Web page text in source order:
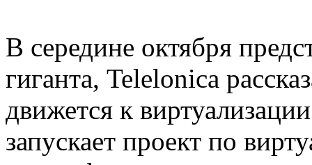
В середине октября
гиганта, Telelonica
движется к
запускает проект по